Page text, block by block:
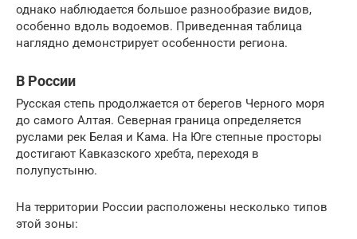
однако наблюдается большое разнообразие видов,
особенно вдоль водоемов. Приведенная таблица
наглядно демонстрирует особенности региона.
В России
Русская степь продолжается от берегов Черного моря
до самого Алтая. Северная граница определяется
руслами рек Белая и Кама. На Юге степные просторы
достигают Кавказского хребта, переходя в
полупустыню.
На территории России расположены несколько типов
этой зоны: